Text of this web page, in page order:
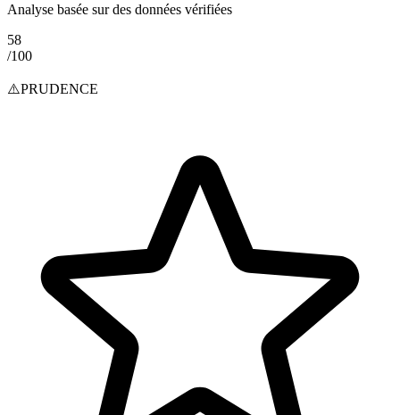
Analyse basée sur des données vérifiées
58
/100
⚠️PRUDENCE